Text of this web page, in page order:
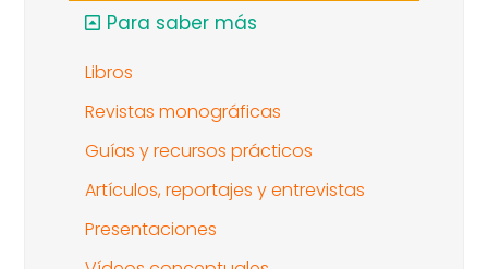
Para saber más
Libros
Revistas monográficas
Guías y recursos prácticos
Artículos, reportajes y entrevistas
Presentaciones